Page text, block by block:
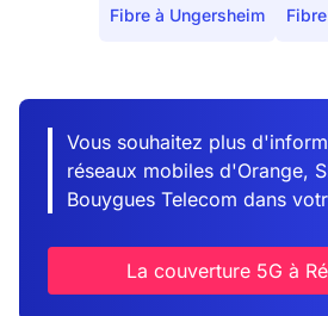
Fibre à Ungersheim
Vous souhaitez plus
réseaux mobiles d'Orange,
Bouygues Telecom dans
La couverture 5G à